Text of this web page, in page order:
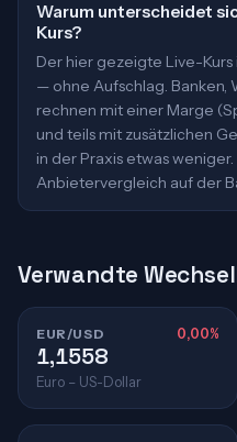
Warum unterscheidet
Kurs?
Der hier gezeigte Live-
— ohne Aufschlag.
rechnen mit einer Marge
und teils mit zusätzlichen
in der Praxis etwas
Anbietervergleich auf der
Verwandte
EUR/USD 0,00%
1,1558
Euro – US-Dollar